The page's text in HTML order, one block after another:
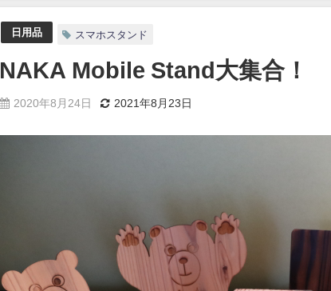
日用品 スマホスタンド
NAKA Mobile Stand大集合！
2020年8月24日 2021年8月23日